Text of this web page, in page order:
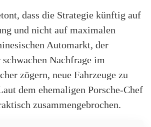
dass die Strategie künftig auf
und nicht auf maximalen
Automarkt, der
Nachfrage im
zögern, neue Fahrzeuge zu
dem ehemaligen Porsche-Chef
zusammengebrochen.